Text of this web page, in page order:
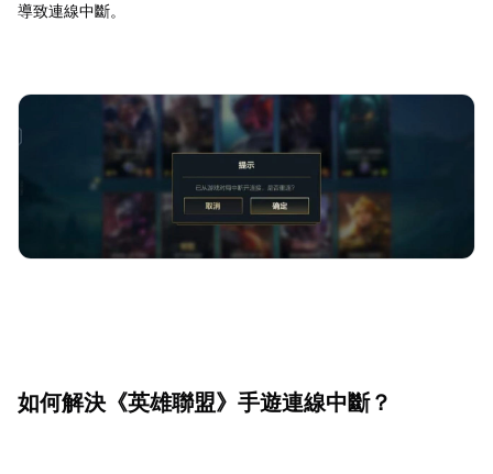
導致連線中斷。
如何解決《英雄聯盟》手遊連線中斷？